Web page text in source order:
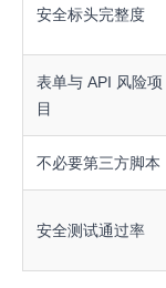
安全标头完整度
表单与 API 风险项
目
不必要第三方脚本
安全测试通过率